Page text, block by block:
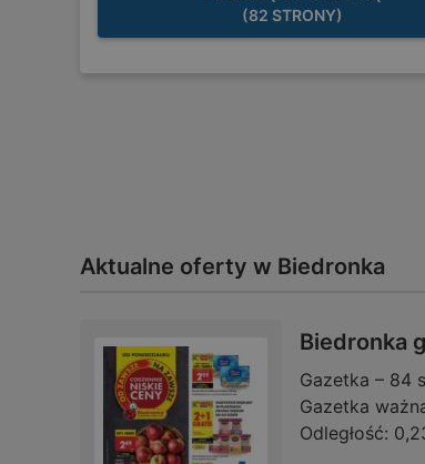
(82 STRONY)
Aktualne oferty w Biedronka
Biedronka
Gazetka – 84
Gazetka
Odległość: